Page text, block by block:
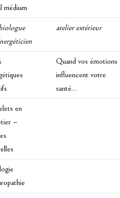
médium
atelier extérieur
Quand vos émotions
influencent votre
santé…
en
–